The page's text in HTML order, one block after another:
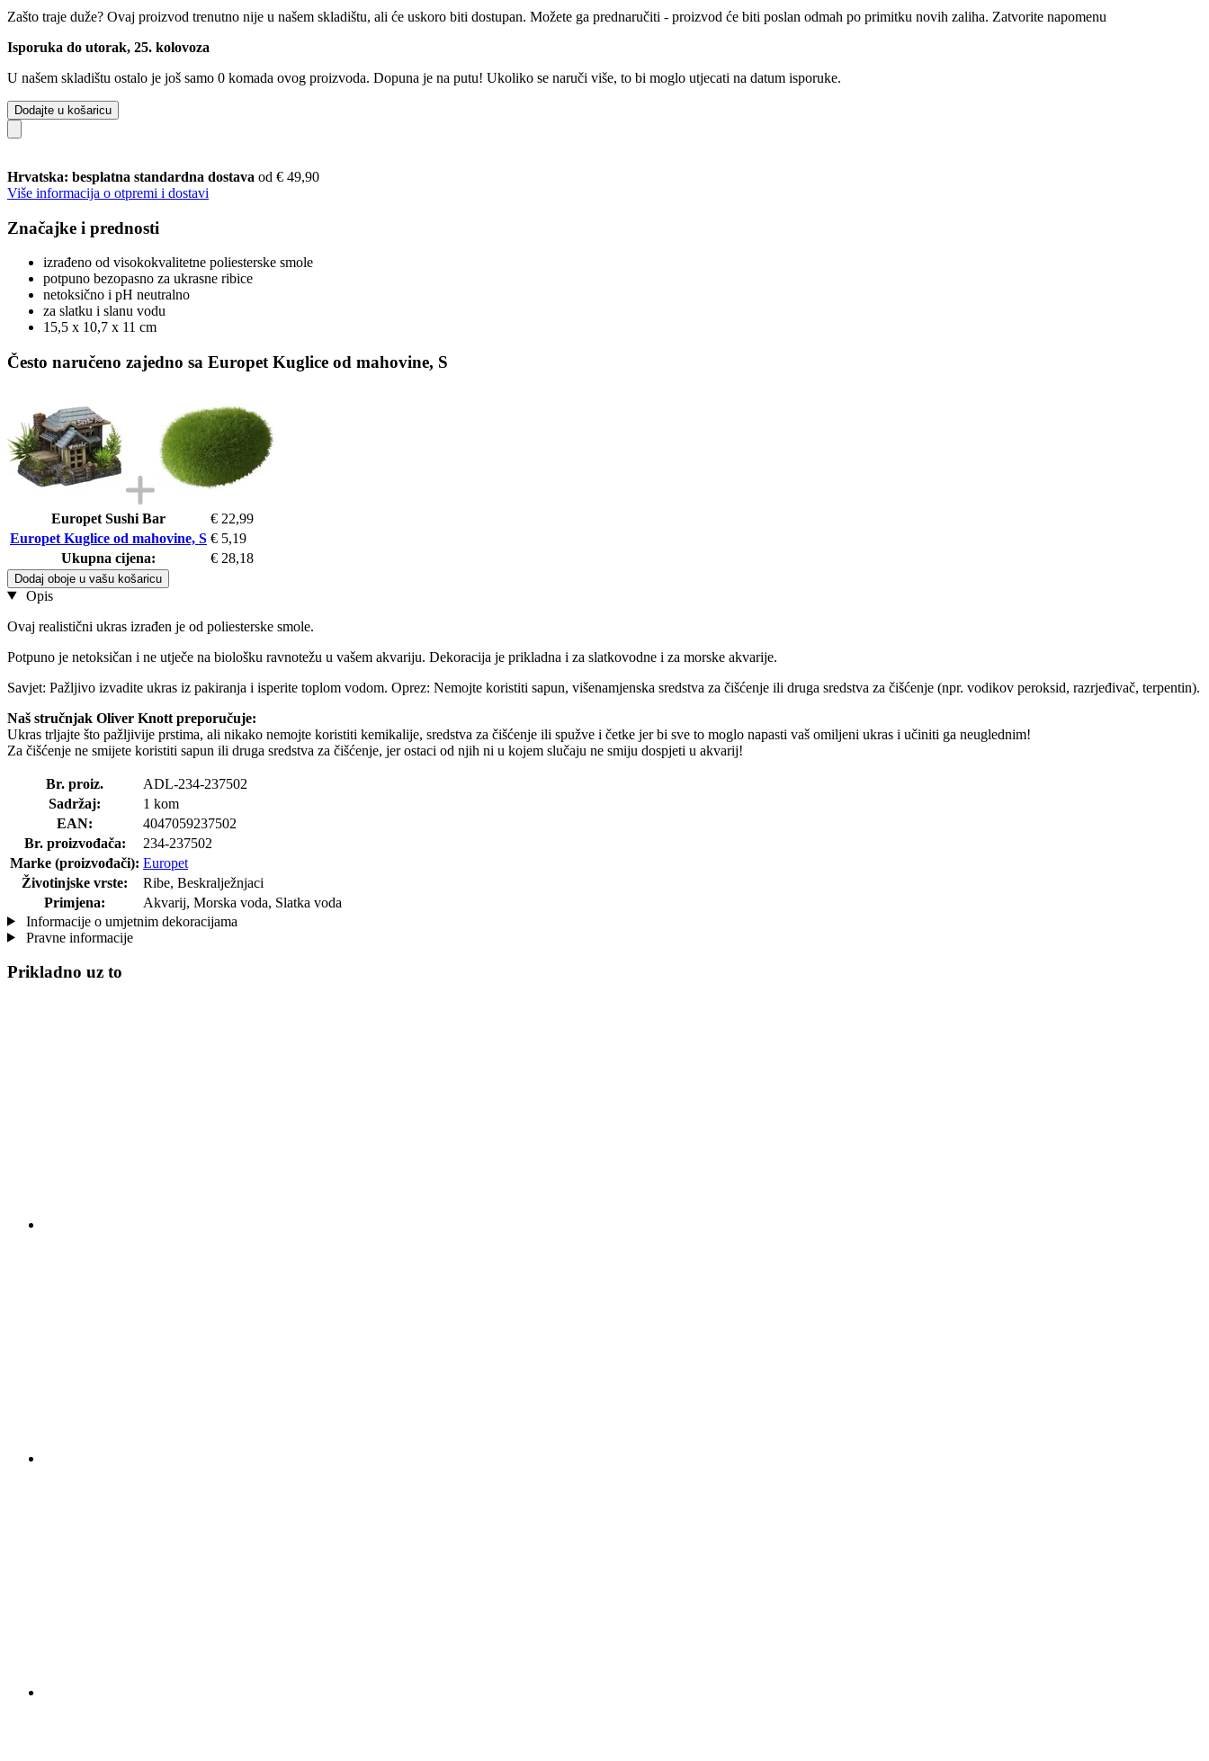
Zašto traje duže? Ovaj proizvod trenutno nije u našem skladištu, ali će uskoro biti dostupan. Možete ga prednaručiti - proizvod će biti poslan odmah po primitku novih zaliha. Zatvorite napomenu
Isporuka do utorak, 25. kolovoza
U našem skladištu ostalo je još samo 0 komada ovog proizvoda. Dopuna je na putu! Ukoliko se naruči više, to bi moglo utjecati na datum isporuke.
Dodajte u košaricu
Hrvatska: besplatna standardna dostava od € 49,90
Više informacija o otpremi i dostavi
Značajke i prednosti
izrađeno od visokokvalitetne poliesterske smole
potpuno bezopasno za ukrasne ribice
netoksično i pH neutralno
za slatku i slanu vodu
15,5 x 10,7 x 11 cm
Često naručeno zajedno sa Europet Kuglice od mahovine, S
Europet Sushi Bar
€ 22,99
Europet Kuglice od mahovine, S € 5,19
Ukupna cijena:
€ 28,18
Dodaj oboje u vašu košaricu
Opis
Ovaj realistični ukras izrađen je od poliesterske smole.
Potpuno je netoksičan i ne utječe na biološku ravnotežu u vašem akvariju. Dekoracija je prikladna i za slatkovodne i za morske akvarije.
Savjet: Pažljivo izvadite ukras iz pakiranja i isperite toplom vodom. Oprez: Nemojte koristiti sapun, višenamjenska sredstva za čišćenje ili druga sredstva za čišćenje (npr. vodikov peroksid, razrjeđivač, terpentin).
Naš stručnjak Oliver Knott preporučuje:
Ukras trljajte što pažljivije prstima, ali nikako nemojte koristiti kemikalije, sredstva za čišćenje ili spužve i četke jer bi sve to moglo napasti vaš omiljeni ukras i učiniti ga neuglednim!
Za čišćenje ne smijete koristiti sapun ili druga sredstva za čišćenje, jer ostaci od njih ni u kojem slučaju ne smiju dospjeti u akvarij!
Br. proiz.
ADL-234-237502
Sadržaj:
1 kom
EAN:
4047059237502
Br. proizvođača:
234-237502
Marke (proizvođači): Europet
Životinjske vrste:
Ribe, Beskralježnjaci
Primjena:
Akvarij, Morska voda, Slatka voda
Informacije o umjetnim dekoracijama
Pravne informacije
Prikladno uz to